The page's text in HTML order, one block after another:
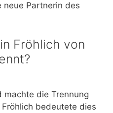
neue Partnerin des
Fröhlich von
machte die Trennung
bedeutete dies